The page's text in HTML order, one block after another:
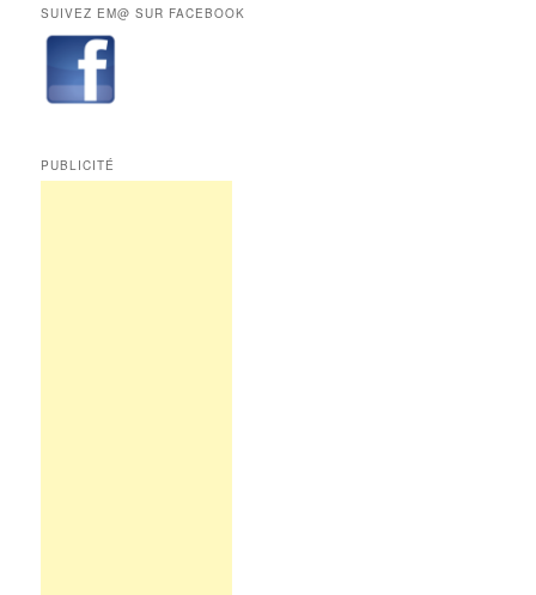
de
Edition
Multimédi@
SUIVEZ EM@ SUR FACEBOOK
PUBLICITÉ